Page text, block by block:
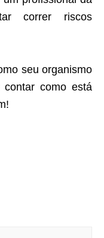
correr riscos
seu organismo
como está